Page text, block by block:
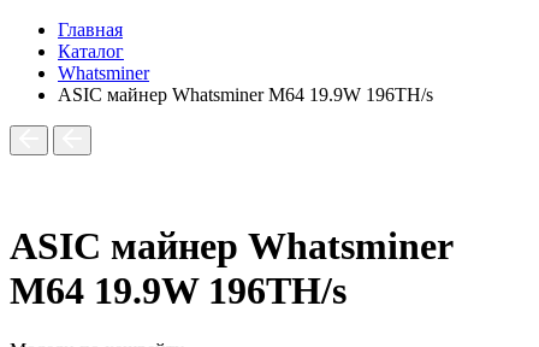
Главная
Каталог
Whatsminer
ASIC майнер Whatsminer M64 19.9W 196TH/s
ASIC майнер Whatsminer
M64 19.9W 196TH/s